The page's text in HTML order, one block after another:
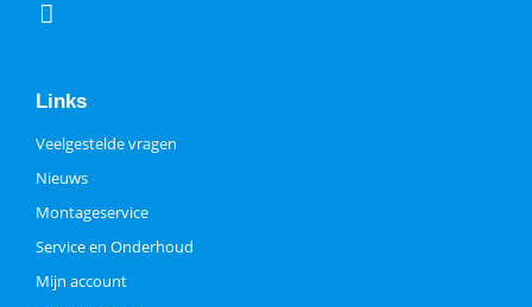
Links
Veelgestelde vragen
Nieuws
Montageservice
Service en Onderhoud
Mijn account